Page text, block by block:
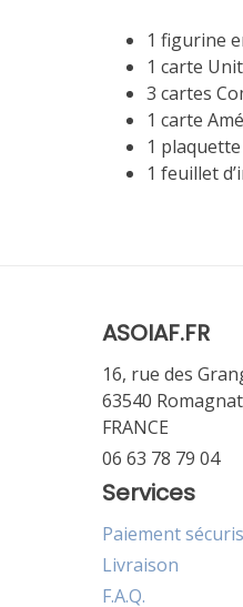
1 figurine
1 carte
3 cartes
1 carte
1
1 feuillet
ASOIAF.FR
16, rue des
63540 Romagnat
FRANCE
06 63 78 79 04
Services
Paiement
Livraison
F.A.Q.